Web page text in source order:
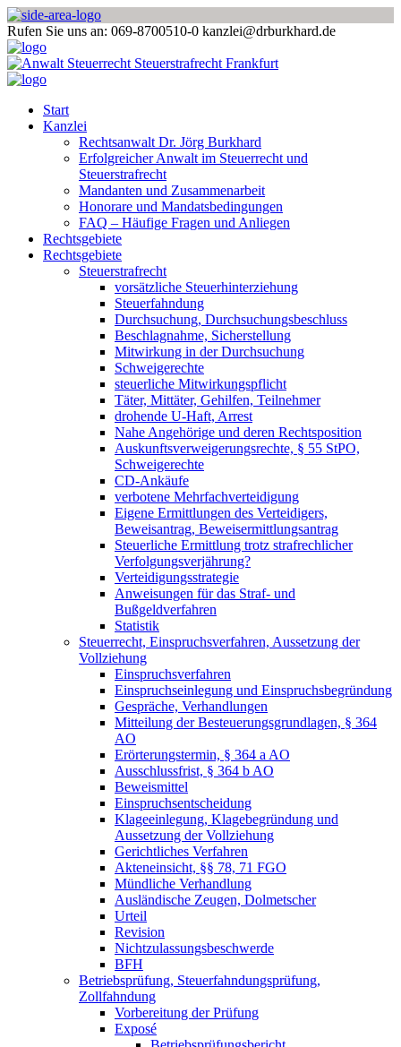
Rufen Sie uns an: 069-8700510-0 kanzlei@drburkhard.de
Start
Kanzlei
Rechtsanwalt Dr. Jörg Burkhard
Erfolgreicher Anwalt im Steuerrecht und
Steuerstrafrecht
Mandanten und Zusammenarbeit
Honorare und Mandatsbedingungen
FAQ – Häufige Fragen und Anliegen
Rechtsgebiete
Rechtsgebiete
Steuerstrafrecht
vorsätzliche Steuerhinterziehung
Steuerfahndung
Durchsuchung, Durchsuchungsbeschluss
Beschlagnahme, Sicherstellung
Mitwirkung in der Durchsuchung
Schweigerechte
steuerliche Mitwirkungspflicht
Täter, Mittäter, Gehilfen, Teilnehmer
drohende U-Haft, Arrest
Nahe Angehörige und deren Rechtsposition
Auskunftsverweigerungsrechte, § 55 StPO,
Schweigerechte
CD-Ankäufe
verbotene Mehrfachverteidigung
Eigene Ermittlungen des Verteidigers,
Beweisantrag, Beweisermittlungsantrag
Steuerliche Ermittlung trotz strafrechlicher
Verfolgungsverjährung?
Verteidigungsstrategie
Anweisungen für das Straf- und
Bußgeldverfahren
Statistik
Steuerrecht, Einspruchsverfahren, Aussetzung der
Vollziehung
Einspruchsverfahren
Einspruchseinlegung und Einspruchsbegründung
Gespräche, Verhandlungen
Mitteilung der Besteuerungsgrundlagen, § 364
AO
Erörterungstermin, § 364 a AO
Ausschlussfrist, § 364 b AO
Beweismittel
Einspruchsentscheidung
Klageeinlegung, Klagebegründung und
Aussetzung der Vollziehung
Gerichtliches Verfahren
Akteneinsicht, §§ 78, 71 FGO
Mündliche Verhandlung
Ausländische Zeugen, Dolmetscher
Urteil
Revision
Nichtzulassungsbeschwerde
BFH
Betriebsprüfung, Steuerfahndungsprüfung,
Zollfahndung
Vorbereitung der Prüfung
Exposé